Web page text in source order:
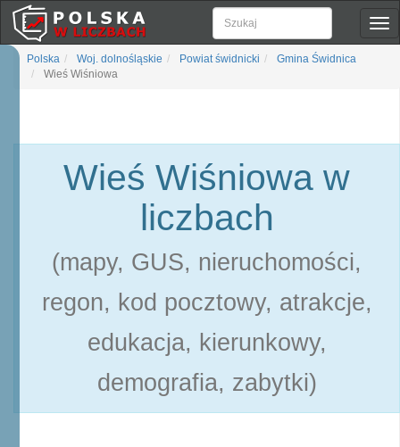
Polska Woj. dolnośląskie Powiat świdnicki
Gmina Świdnica
Wieś Wiśniowa
Wieś Wiśniowa w
liczbach
(mapy, GUS, nieruchomości,
regon, kod pocztowy, atrakcje,
edukacja, kierunkowy,
demografia, zabytki)